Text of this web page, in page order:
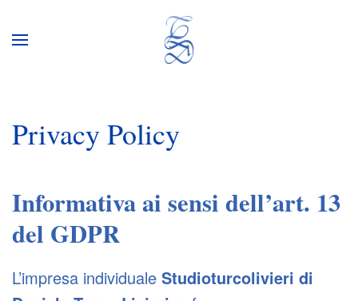
Privacy Policy
Informativa ai sensi dell’art. 13
del GDPR
L’impresa individuale Studioturcolivieri di